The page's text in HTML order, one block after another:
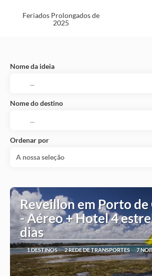
Feriados Prolongados de
2025
Nome da ideia
Nome do destino
Ordenar por
A nossa seleção
Reveillon em Porto de
- Aéreo + Hotel 4
dias
1 DESTINOS 2 REDE DE TRANSPORTES 7